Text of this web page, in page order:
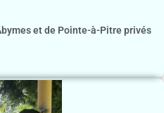
et de Pointe-à-Pitre privés